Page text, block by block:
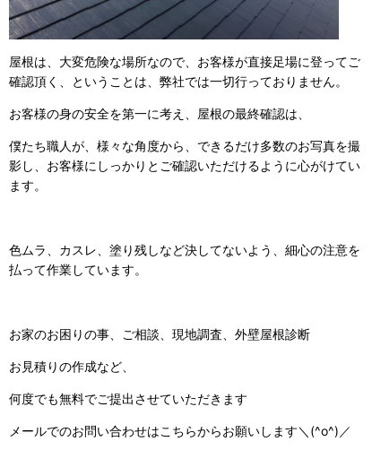
屋根は、大変危険な場所なので、お客様が直接足場に登ってご
確認頂く、ということは、弊社では一切行っておりません。
お客様の身の安全を第一に考え、屋根の最終確認は、
僕たち職人が、様々な角度から、できるだけ多数のお写真を撮
影し、お客様にしっかりとご確認いただけるように心がけてい
ます。
色ムラ、カスレ、塗り残しなど決してないよう、細心の注意を
払って作業しています。
お家のお困りの事、ご相談、現地調査、外壁屋根診断
お見積りの作成など、
何度でも無料でご提出させていただきます
メールでのお問い合わせはこちらからお願いします＼(^o^)／